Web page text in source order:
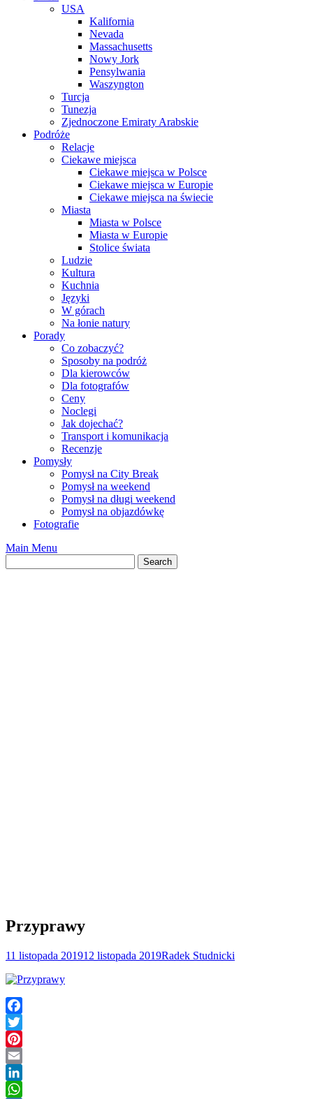
USA
Kalifornia
Nevada
Massachusetts
Nowy Jork
Pensylwania
Waszyngton
Turcja
Tunezja
Zjednoczone Emiraty Arabskie
Podróże
Relacje
Ciekawe miejsca
Ciekawe miejsca w Polsce
Ciekawe miejsca w Europie
Ciekawe miejsca na świecie
Miasta
Miasta w Polsce
Miasta w Europie
Stolice świata
Ludzie
Kultura
Kuchnia
Języki
W górach
Na łonie natury
Porady
Co zobaczyć?
Sposoby na podróż
Dla kierowców
Dla fotografów
Ceny
Noclegi
Jak dojechać?
Transport i komunikacja
Recenzje
Pomysły
Pomysł na City Break
Pomysł na weekend
Pomysł na długi weekend
Pomysł na objazdówkę
Fotografie
Main Menu
Przyprawy
11 listopada 201912 listopada 2019Radek Studnicki
Facebook
Twitter
Pinterest
Email
LinkedIn